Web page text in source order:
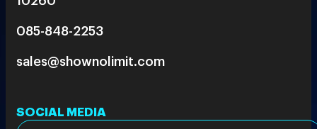
085-848-2253
sales@shownolimit.com
SOCIAL MEDIA